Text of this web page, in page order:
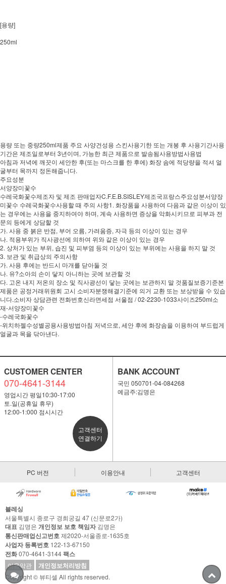
[용량]
250ml
용량 또는 중량250ml제품 주요 사양건성용 스킨사용기한 또는 개봉 후 사용기간사용
기간은 제조일로부터 3년이며, 가능한 최근 제품으로 발송됨사용방법사용법
아침과 저녁에 깨끗이 세안한 후(또는 마스크를 한 후에) 화장 솜에 적당량을 적셔 얼
굴부터 목까지 정돈해줍니다.
주요성분
서양장미꽃수
수레국화꽃수제조자 및 제조 판매업자C.F.E.B.SISLEY제조국프랑스주요성분서양장
미꽃수 수레국화꽃수사용할 때 주의 사항1. 화장품을 사용하여 다음과 같은 이상이 있
는 경우에는 사용을 중지하여야 하며, 계속 사용하면 증상을 악화시키므로 피부과 전
문의 등에게 상담할 것
가. 사용 중 붉은 반점, 부어 오름, 가려움증, 자극 등의 이상이 있는 경우
나. 적용부위가 직사광선에 의하여 위와 같은 이상이 있는 경우
2. 상처가 있는 부위, 습진 및 피부염 등의 이상이 있는 부위에는 사용을 하지 말 것
3. 보관 및 취급상의 주의사항
가. 사용 후에는 반드시 마개를 닫아둘 것
나. 유?소아의 손이 닿지 아니하는 곳에 보관할 것
다. 고온 내지 저온의 장소 및 직사광선이 닿는 곳에는 보관하지 말 것품질보증기준본
제품은 공정거래위원회 고시 소비자분쟁해결기준에 의거 교환 또는 보상받을 수 있습
니다.소비자 상담관련 전화번호신라면세점 서울점 / 02-2230-1033사이즈250ml소
재-서양장미꽃수
-수레국화꽃수
-위치하젤수성별공용사용방법아침 저녁으로, 세안 후에 화장솜을 이용하여 부드럽게
얼굴과 목을 닦아낸다.
CUSTOMER CENTER
070-4641-3144
영업시간 평일10:30-17:00
토.일(공휴일 휴무)
12:00-1:000 점시시간
고객센터
연결하기
BANK ACCOUNT
국민 050701-04-084268
예금주:김명은
PC 버전 이용안내 고객센터
블레싱
서울특별시 종로구 경희궁길 47 (신문로2가)
대표 김명은 개인정보 보호 책임자김명은
통신판매업신고번호제2020-서울종로-1635호
사업자 등록번호 122-13-67150
전화070-4641-3144팩스
이용약관 개인정보처리방침
Copyright © 뷰티셀 All rights reserved.